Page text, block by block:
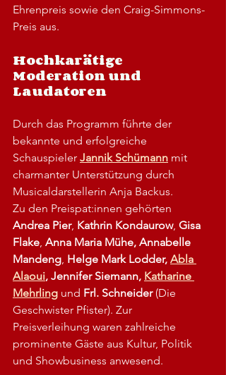
Ehrenpreis sowie den Craig-Simmons-
Preis aus.
Hochkarätige
Moderation und
Laudatoren
Durch das Programm führte der
bekannte und erfolgreiche
Schauspieler Jannik Schümann mit
charmanter Unterstützung durch
Musicaldarstellerin Anja Backus.
Zu den Preispat:innen gehörten
Andrea Pier, Kathrin Kondaurow, Gisa
Flake, Anna Maria Mühe, Annabelle
Mandeng, Helge Mark Lodder, Abla
Alaoui, Jennifer Siemann, Katharine
Mehrling und Frl. Schneider (Die
Geschwister Pfister). Zur
Preisverleihung waren zahlreiche
prominente Gäste aus Kultur, Politik
und Showbusiness anwesend.